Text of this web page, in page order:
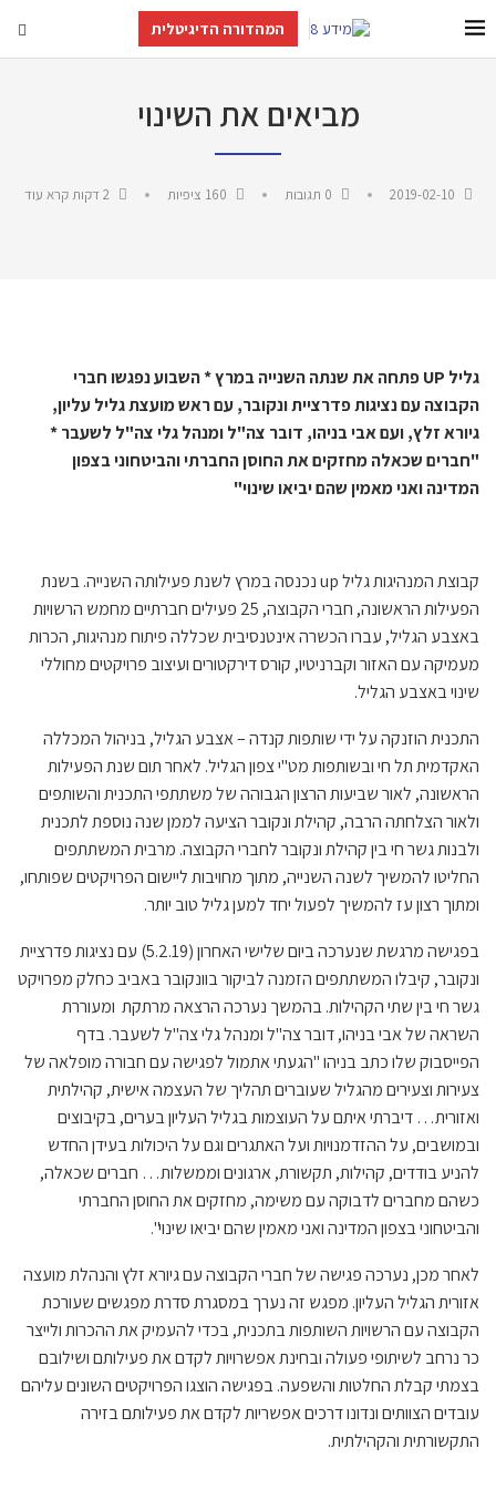
המהדורה הדיגיטלית
מביאים את השינוי
2019-02-10
160 ציפיות 2 דקות קרא עוד
גליל UPפתחה את שנתה השנייה במרץ * השבוע נפגשו חברי
הקבוצה עם נציגות פדרציית ונקובר, עם ראש מועצת גליל עליון,
גיורא זלץ, ועם אבי בניהו, דובר צה"ל ומנהל גלי צה"ל לשעבר *
"חברים שכאלה מחזקים את החוסן החברתי והביטחוני בצפון
המדינה ואני מאמין שהם יביאו שינוי"
קבוצת המנהיגות גליל up נכנסה במרץ לשנת פעילותה השנייה. בשנת
הפעילות הראשונה, חברי הקבוצה, 25 פעילים חברתיים מחמש הרשויות
באצבע הגליל, עברו הכשרה אינטנסיבית שכללה פיתוח מנהיגות, הכרות
מעמיקה עם האזור וקברניטיו, קורס דירקטורים ועיצוב פרויקטים מחוללי
שינוי באצבע הגליל.
התכנית הוזנקה על ידי שותפות קנדה – אצבע הגליל, בניהול המכללה
האקדמית תל חי ובשותפות מט"י צפון הגליל. לאחר תום שנת הפעילות
הראשונה, לאור שביעות הרצון הגבוהה של משתתפי התכנית והשותפים
ולאור הצלחתה הרבה, קהילת ונקובר הציעה לממן שנה נוספת לתכנית
ולבנות גשר חי בין קהילת ונקובר לחברי הקבוצה. מרבית המשתתפים
החליטו להמשיך לשנה השנייה, מתוך מחויבות ליישום הפרויקטים שפותחו,
ומתוך רצון עז להמשיך לפעול יחד למען גליל טוב יותר.
בפגישה מרגשת שנערכה ביום שלישי האחרון (5.2.19) עם נציגות פדרציית
ונקובר, קיבלו המשתתפים הזמנה לביקור בוונקובר באביב כחלק מפרויקט
גשר חי בין שתי הקהילות. בהמשך נערכה הרצאה מרתקת ומעוררת
השראה של אבי בניהו, דובר צה"ל ומנהל גלי צה"ל לשעבר. בדף
הפייסבוק שלו כתב בניהו "הגעתי אתמול לפגישה עם חבורה מופלאה של
צעירות וצעירים מהגליל שעוברים תהליך של העצמה אישית, קהילתית
ואזורית… דיברתי איתם על העוצמות בגליל העליון בערים, בקיבוצים
ובמושבים, על ההזדמנויות ועל האתגרים וגם על היכולות בעידן החדש
להניע בודדים, קהילות, תקשורת, ארגונים וממשלות… חברים שכאלה,
כשהם מחברים לדבוקה עם משימה, מחזקים את החוסן החברתי
והביטחוני בצפון המדינה ואני מאמין שהם יביאו שינוי".
לאחר מכן, נערכה פגישה של חברי הקבוצה עם גיורא זלץ והנהלת מועצה
אזורית הגליל העליון. מפגש זה נערך במסגרת סדרת מפגשים שעורכת
הקבוצה עם הרשויות השותפות בתכנית, בכדי להעמיק את ההכרות ולייצר
כר נרחב לשיתופי פעולה ובחינת אפשרויות לקדם את פעילותם ושילובם
בצמתי קבלת החלטות והשפעה. בפגישה הוצגו הפרויקטים השונים עליהם
עובדים הצוותים ונדונו דרכים אפשריות לקדם את פעילותם בזירה
התקשורתית והקהילתית.